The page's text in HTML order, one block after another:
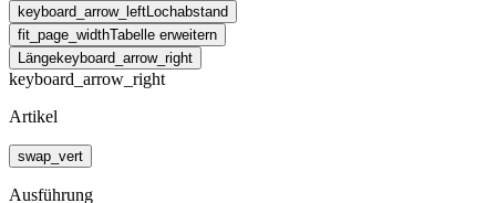
keyboard_arrow_leftLochabstand
fit_page_widthTabelle erweitern
Längekeyboard_arrow_right
keyboard_arrow_right
Artikel
swap_vert
Ausführung